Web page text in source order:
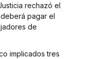
rechazó el
pagar el
de
implicados tres